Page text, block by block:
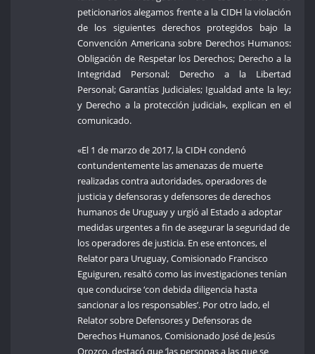
peticionarios alegamos frente a la CIDH la violación
de los siguientes derechos protegidos bajo la
Convención Americana sobre Derechos Humanos:
Obligación de Respetar los Derechos; Derecho a la
Integridad Personal; Derecho a la Libertad
Personal; Garantías Judiciales; Igualdad ante la ley;
y Derecho a la protección judicial», explican en el
comunicado.
«El 1 de marzo de 2017, la CIDH condenó
contundentemente las amenazas de muerte
realizadas contra autoridades, operadores de
justicia y defensoras y defensores de derechos
humanos de Uruguay y urgió al Estado a adoptar
medidas urgentes a fin de asegurar la seguridad de
los operadores de justicia. En ese entonces, el
Relator para Uruguay, Comisionado Francisco
Eguiguren, resaltó como las investigaciones tenían
que conducirse ‘con debida diligencia hasta
sancionar a los responsables’. Por otro lado, el
Relator sobre Defensores y Defensoras de
Derechos Humanos, Comisionado José de Jesús
Orozco, destacó que ‘las personas a las que se